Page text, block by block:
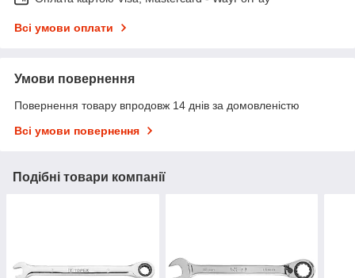
Всі умови оплати
Умови повернення
Повернення товару впродовж 14 днів за домовленістю
Всі умови повернення
Подібні товари компанії